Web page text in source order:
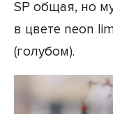
SP общая, но
в цвете neon
(голубом).